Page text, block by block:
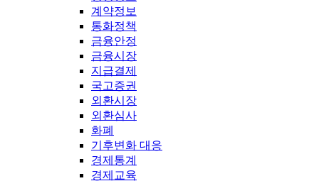
계약정보
통화정책
금융안정
금융시장
지급결제
국고증권
외환시장
외환심사
화폐
기후변화 대응
경제통계
경제교육